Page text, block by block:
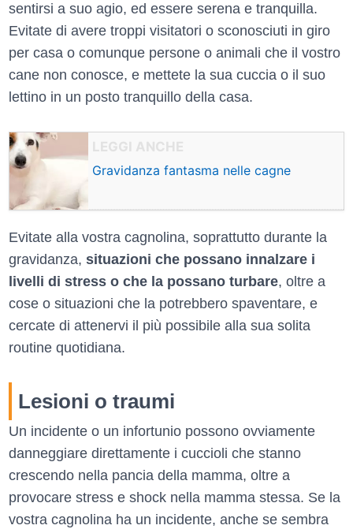
sentirsi a suo agio, ed essere serena e tranquilla.
Evitate di avere troppi visitatori o sconosciuti in giro
per casa o comunque persone o animali che il vostro
cane non conosce, e mettete la sua cuccia o il suo
lettino in un posto tranquillo della casa.
Gravidanza fantasma nelle cagne
Evitate alla vostra cagnolina, soprattutto durante la
gravidanza, situazioni che possano innalzare i
livelli di stress o che la possano turbare, oltre a
cose o situazioni che la potrebbero spaventare, e
cercate di attenervi il più possibile alla sua solita
routine quotidiana.
Lesioni o traumi
Un incidente o un infortunio possono ovviamente
danneggiare direttamente i cuccioli che stanno
crescendo nella pancia della mamma, oltre a
provocare stress e shock nella mamma stessa. Se la
vostra cagnolina ha un incidente, anche se sembra